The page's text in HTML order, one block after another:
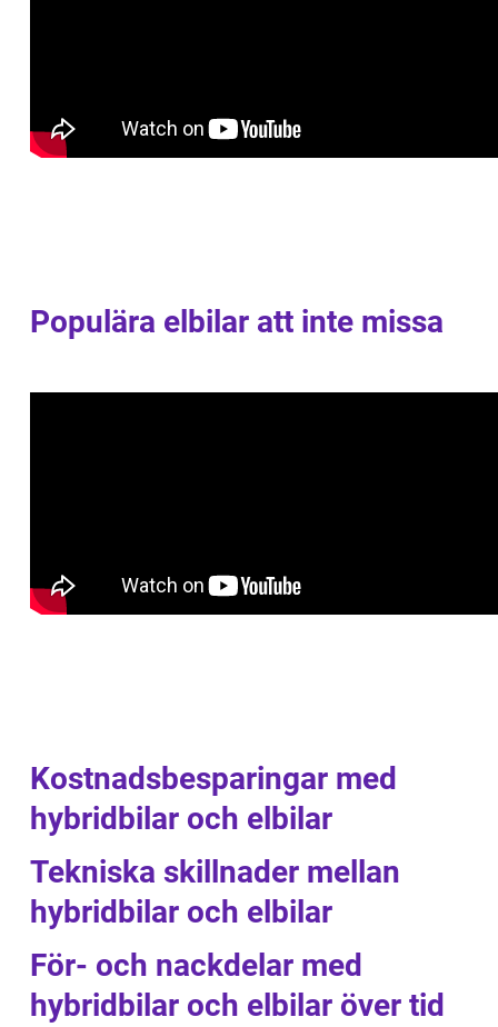
Populära elbilar att inte missa
Kostnadsbesparingar med
hybridbilar och elbilar
Tekniska skillnader mellan
hybridbilar och elbilar
För- och nackdelar med
hybridbilar och elbilar över tid